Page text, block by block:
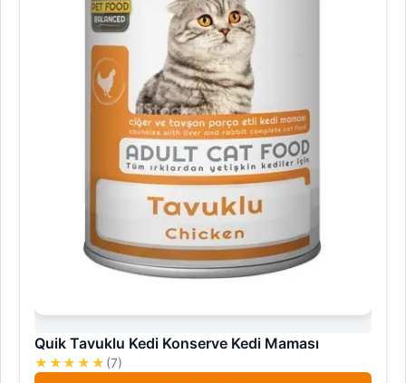
Quik Tavuklu Kedi Konserve Kedi Maması
★★★★★ (7)